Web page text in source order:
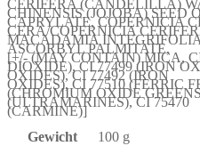
CERIFERA (CANDELILLA)
CHINENSIS (JOJOBA) SEED
CAPRYLATE, COPERNICIA
CERA/COPERNICIA
MACADAMIA
ASCORBYL PALMITATE,
[+/- (MAY CONTAIN) MICA,
DIOXIDE), CI 77499 (IRON
OXIDES), CI 77492 (IRON
OXIDES), CI 77510 (FERRIC
(CHROMIUM OXIDE
(ULTRAMARINES), CI 75470
(CARMINE)]
Gewicht
100 g